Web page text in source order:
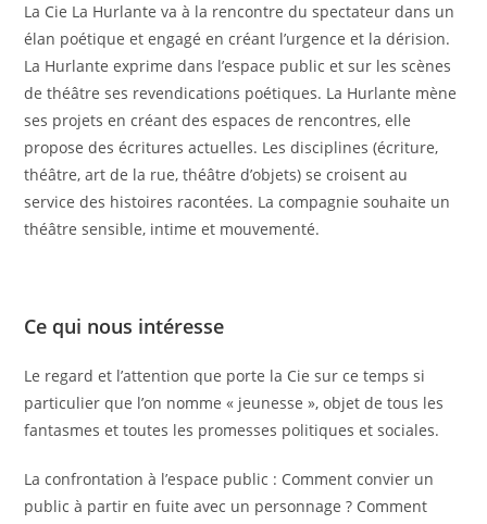
La Cie La Hurlante va à la rencontre du spectateur dans un
élan poétique et engagé en créant l’urgence et la dérision.
La Hurlante exprime dans l’espace public et sur les scènes
de théâtre ses revendications poétiques. La Hurlante mène
ses projets en créant des espaces de rencontres, elle
propose des écritures actuelles. Les disciplines (écriture,
théâtre, art de la rue, théâtre d’objets) se croisent au
service des histoires racontées. La compagnie souhaite un
théâtre sensible, intime et mouvementé.
Ce qui nous intéresse
Le regard et l’attention que porte la Cie sur ce temps si
particulier que l’on nomme « jeunesse », objet de tous les
fantasmes et toutes les promesses politiques et sociales.
La confrontation à l’espace public : Comment convier un
public à partir en fuite avec un personnage ? Comment